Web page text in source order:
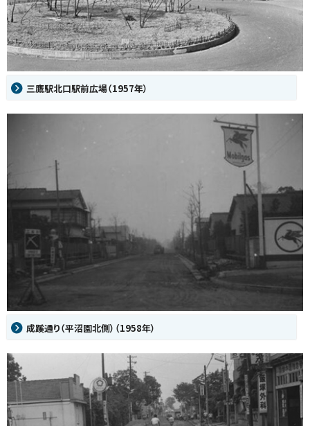
三鷹駅北口駅前広場（1957年）
成蹊通り（平沼園北側）（1958年）